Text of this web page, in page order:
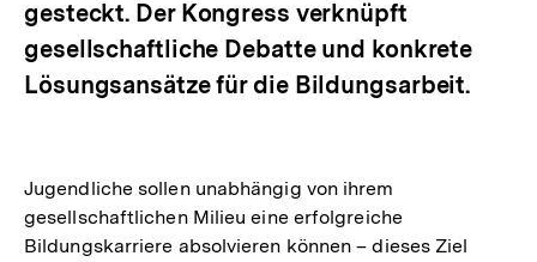
gesteckt. Der Kongress verknüpft
gesellschaftliche Debatte und konkrete
Lösungsansätze für die Bildungsarbeit.
Jugendliche sollen unabhängig von ihrem
gesellschaftlichen Milieu eine erfolgreiche
Bildungskarriere absolvieren können – dieses Ziel